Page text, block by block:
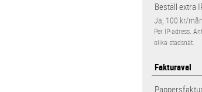
Beställ extra
Ja, 100 kr/mån
Per IP-adress.
olika stadsnät.
Fakturaval